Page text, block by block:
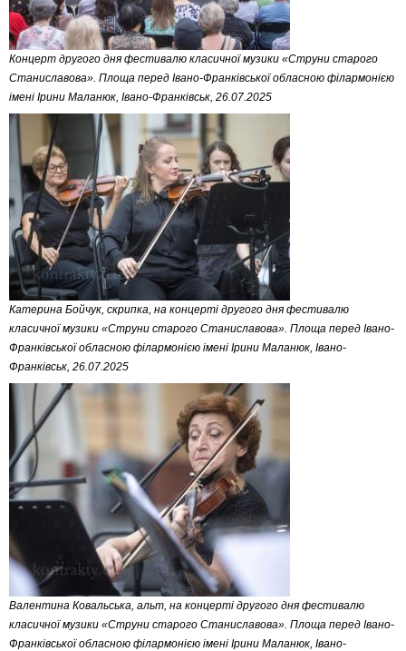
Концерт другого дня фестивалю класичної музики «Струни старого
Станиславова». Площа перед Івано-Франківської обласною філармонією
імені Ірини Маланюк, Івано-Франківськ, 26.07.2025
Катерина Бойчук, скрипка, на концерті другого дня фестивалю
класичної музики «Струни старого Станиславова». Площа перед Івано-
Франківської обласною філармонією імені Ірини Маланюк, Івано-
Франківськ, 26.07.2025
Валентина Ковальська, альт, на концерті другого дня фестивалю
класичної музики «Струни старого Станиславова». Площа перед Івано-
Франківської обласною філармонією імені Ірини Маланюк, Івано-